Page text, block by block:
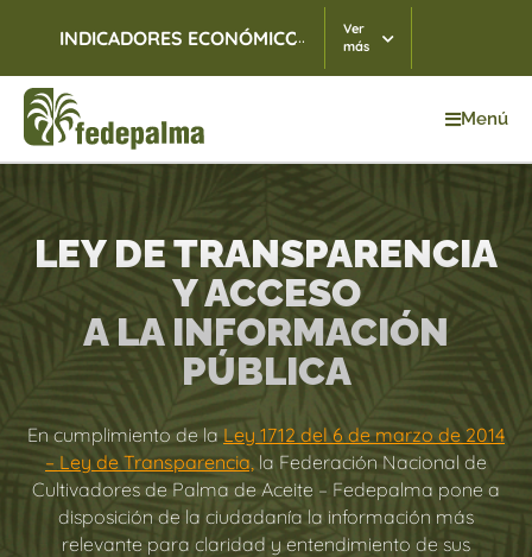
INDICADORES ECONÓMICOS TRM 07/08/2026
...
Ver
más
Menú
Inicio>Transparencia y Acceso a Información Pública
LEY DE TRANSPARENCIA
Y ACCESO
A LA INFORMACIÓN
PÚBLICA
En cumplimiento de laLey 1712 del 6 de marzo de 2014
– Ley de Transparencia, la Federación Nacional de
Cultivadores de Palma de Aceite – Fedepalma pone a
disposición de la ciudadanía la información más
relevante para claridad y entendimiento de sus